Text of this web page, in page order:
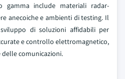
gamma include materiali radar-
anecoiche e ambienti di testing. Il
di soluzioni affidabili per
e controllo elettromagnetico,
comunicazioni.